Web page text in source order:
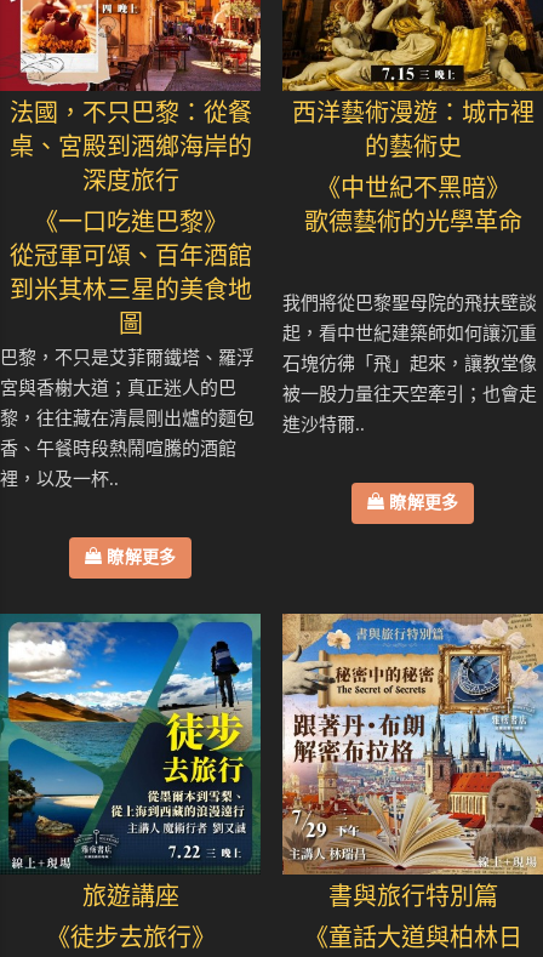
法國，不只巴黎：從餐
桌、宮殿到酒鄉海岸的
深度旅行
《一口吃進巴黎》
從冠軍可頌、百年酒館
到米其林三星的美食地
圖
巴黎，不只是艾菲爾鐵塔、羅浮
宮與香榭大道；真正迷人的巴
黎，往往藏在清晨剛出爐的麵包
香、午餐時段熱鬧喧騰的酒館
裡，以及一杯..
瞭解更多
西洋藝術漫遊：城市裡
的藝術史
《中世紀不黑暗》
歌德藝術的光學革命
我們將從巴黎聖母院的飛扶壁談
起，看中世紀建築師如何讓沉重
石塊彷彿「飛」起來，讓教堂像
被一股力量往天空牽引；也會走
進沙特爾..
瞭解更多
旅遊講座
《徒步去旅行》
書與旅行特別篇
《童話大道與柏林日